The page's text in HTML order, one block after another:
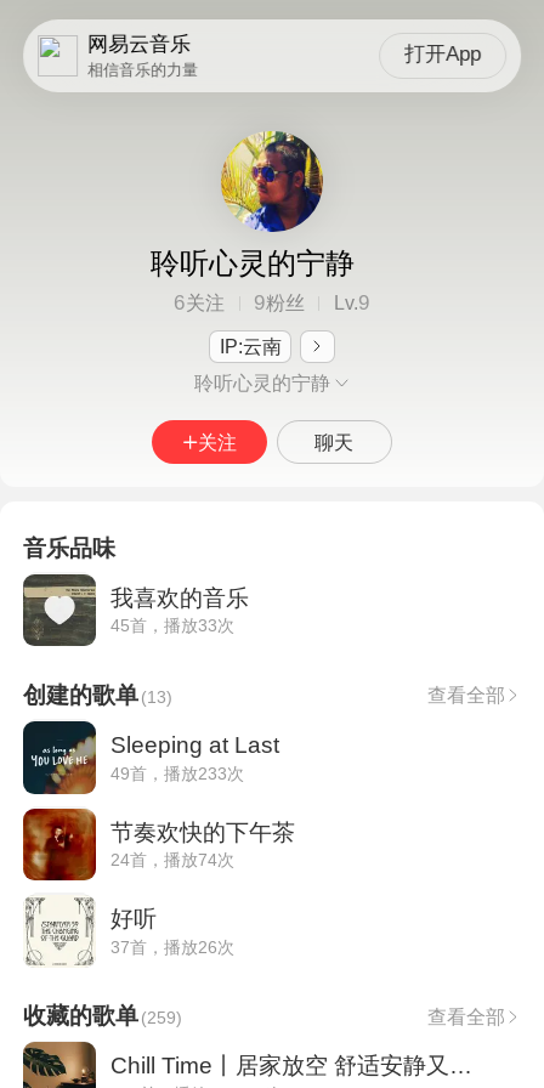
网易云音乐
相信音乐的力量
打开App
聆听心灵的宁静
6关注 9粉丝 Lv.9
IP:云南
聆听心灵的宁静
关注 聊天
音乐品味
我喜欢的音乐
45首，播放33次
创建的歌单(13) 查看全部
Sleeping at Last
49首，播放233次
节奏欢快的下午茶
24首，播放74次
好听
37首，播放26次
收藏的歌单(259) 查看全部
Chill Time丨居家放空 舒适安静又自在